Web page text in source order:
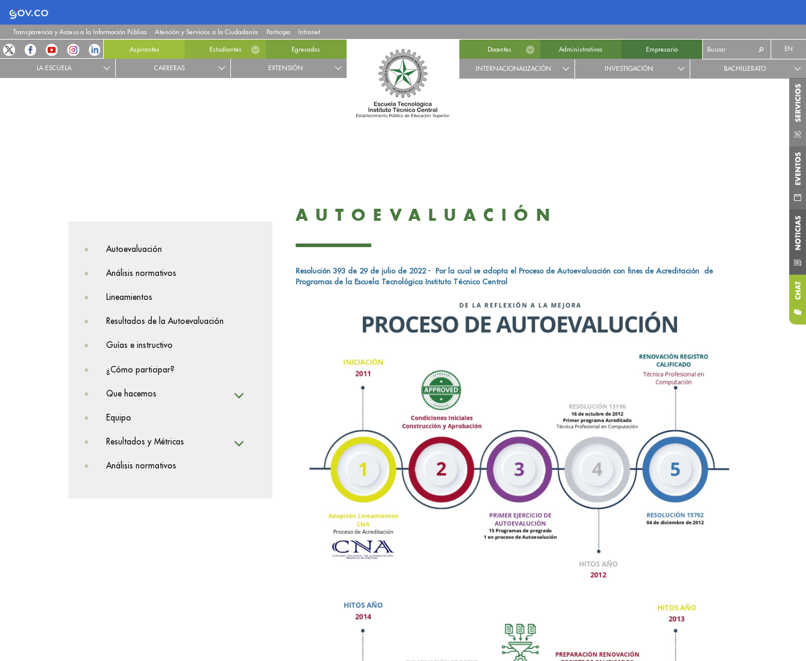
Logo Gobierno de Colombia
Transparencia y Acceso a la Información Pública Atención y Servicios a la Ciudadanía Participa Intranet
Aspirantes Estudiantes Egresados
LA ESCUELA CARRERAS EXTENSIÓN
Docentes Administrativos Empresario EN
INTERNACIONALIZACIÓN INVESTIGACIÓN BACHILLERATO
Autoevaluación
Análisis normativos
Lineamientos
Resultados de la Autoevaluación
Guías e instructivo
¿Cómo participar?
Que hacemos
Equipo
Resultados y Métricas
Análisis normativos
AUTOEVALUACIÓN
Resolución 393 de 29 de julio de 2022 - Por la cual se adopta el Proceso de Autoevaluación con fines de Acreditación de
Programas de la Escuela Tecnológica Instituto Técnico Central